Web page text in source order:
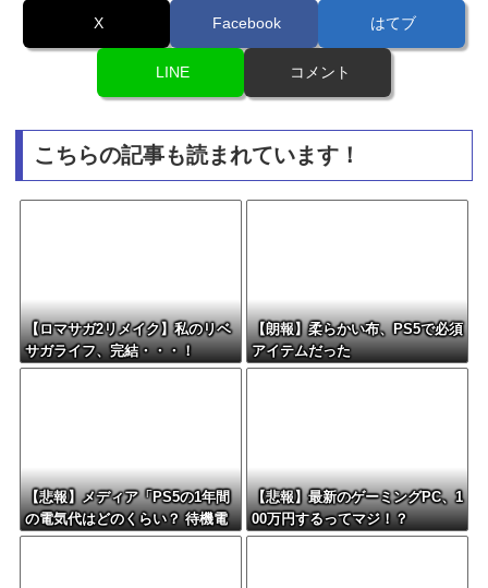
X Facebook はてブ
LINE コメント
こちらの記事も読まれています！
【ロマサガ2リメイク】私のリベ
サガライフ、完結・・・！
【朗報】柔らかい布、PS5で必須
アイテムだった
【悲報】メディア「PS5の1年間
の電気代はどのくらい？ 待機電
力には注意すべき？」
【悲報】最新のゲーミングPC、1
00万円するってマジ！？